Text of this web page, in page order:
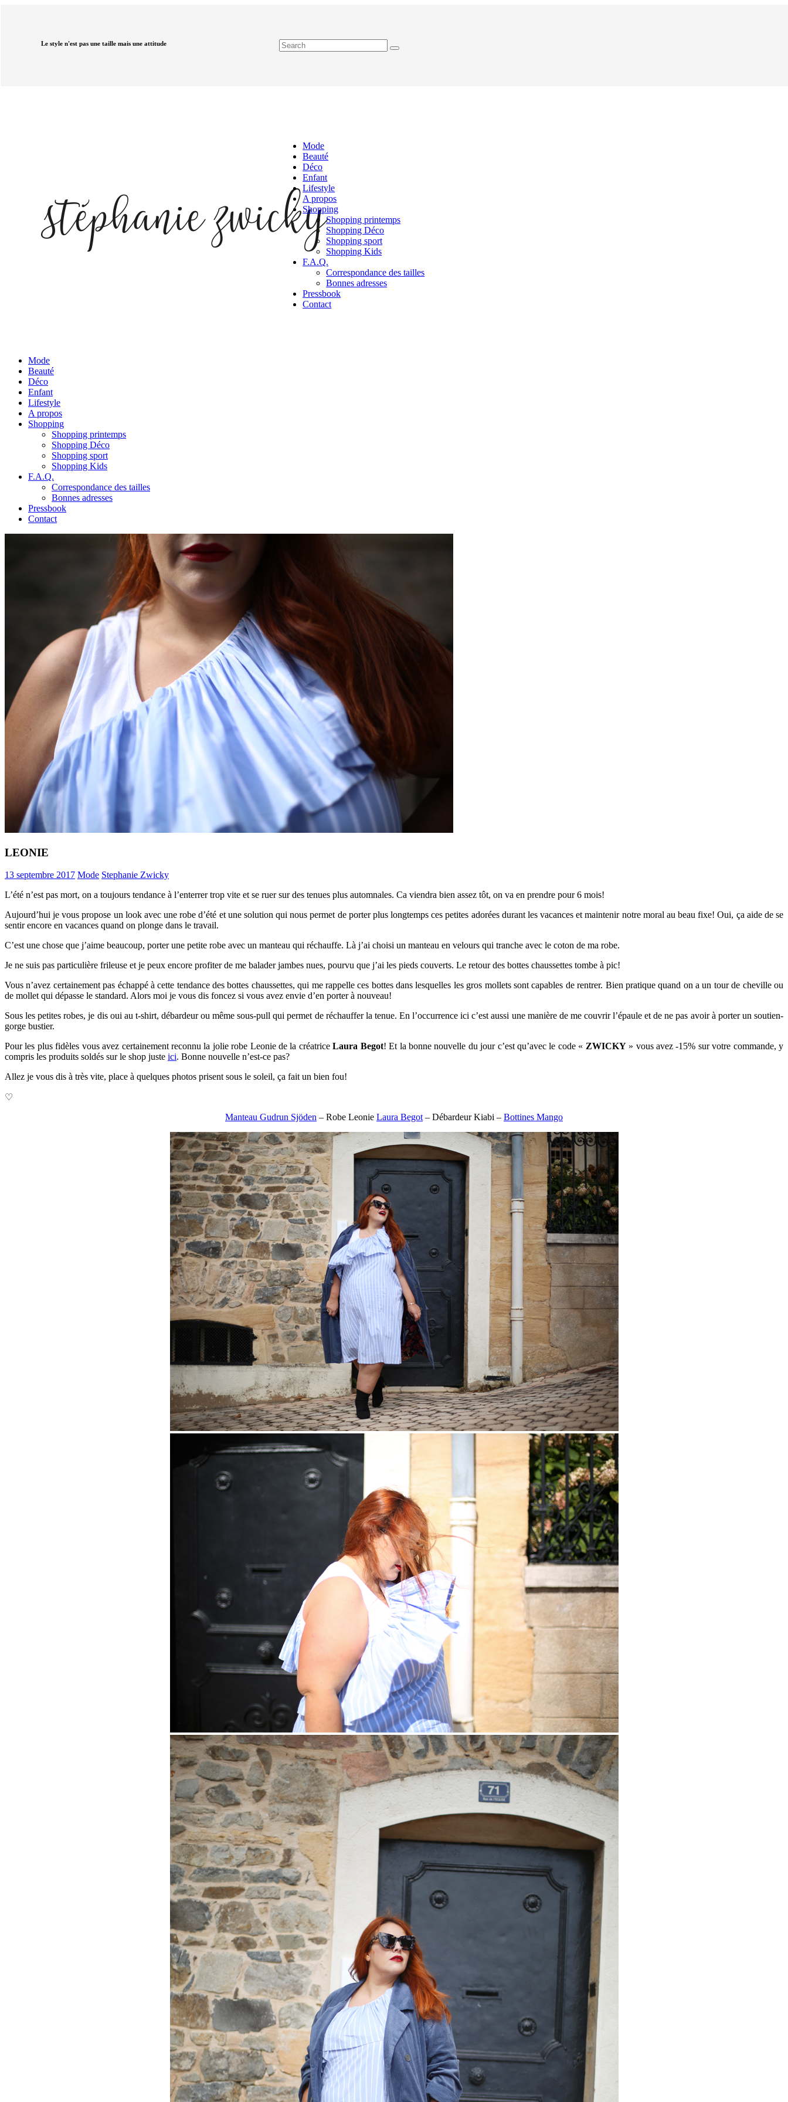
Le style n'est pas une taille mais une attitude
Mode
Beauté
Déco
Enfant
Lifestyle
A propos
Shopping
Shopping printemps
Shopping Déco
Shopping sport
Shopping Kids
F.A.Q.
Correspondance des tailles
Bonnes adresses
Pressbook
Contact
Mode
Beauté
Déco
Enfant
Lifestyle
A propos
Shopping
Shopping printemps
Shopping Déco
Shopping sport
Shopping Kids
F.A.Q.
Correspondance des tailles
Bonnes adresses
Pressbook
Contact
LEONIE
13 septembre 2017 Mode Stephanie Zwicky
L’été n’est pas mort, on a toujours tendance à l’enterrer trop vite et se ruer sur des tenues plus automnales. Ca viendra bien assez tôt, on va en prendre pour 6 mois!
Aujourd’hui je vous propose un look avec une robe d’été et une solution qui nous permet de porter plus longtemps ces petites adorées durant les vacances et maintenir notre moral au beau fixe! Oui, ça aide de se
sentir encore en vacances quand on plonge dans le travail.
C’est une chose que j’aime beaucoup, porter une petite robe avec un manteau qui réchauffe. Là j’ai choisi un manteau en velours qui tranche avec le coton de ma robe.
Je ne suis pas particulière frileuse et je peux encore profiter de me balader jambes nues, pourvu que j’ai les pieds couverts. Le retour des bottes chaussettes tombe à pic!
Vous n’avez certainement pas échappé à cette tendance des bottes chaussettes, qui me rappelle ces bottes dans lesquelles les gros mollets sont capables de rentrer. Bien pratique quand on a un tour de cheville ou
de mollet qui dépasse le standard. Alors moi je vous dis foncez si vous avez envie d’en porter à nouveau!
Sous les petites robes, je dis oui au t-shirt, débardeur ou même sous-pull qui permet de réchauffer la tenue. En l’occurrence ici c’est aussi une manière de me couvrir l’épaule et de ne pas avoir à porter un soutien-
gorge bustier.
Pour les plus fidèles vous avez certainement reconnu la jolie robe Leonie de la créatriceLaura Begot! Et la bonne nouvelle du jour c’est qu’avec le code « ZWICKY» vous avez -15% sur votre commande, y
compris les produits soldés sur le shop juste ici. Bonne nouvelle n’est-ce pas?
Allez je vous dis à très vite, place à quelques photos prisent sous le soleil, ça fait un bien fou!
♡
Manteau Gudrun Sjöden – Robe Leonie Laura Begot – Débardeur Kiabi – Bottines Mango